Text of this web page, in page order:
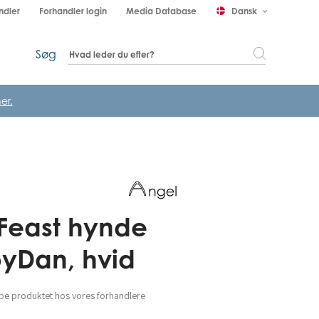
Forhandler login Media Database Dansk keyboard_arrow_down
Søg
hynde
hvid
produktet hos vores forhandlere